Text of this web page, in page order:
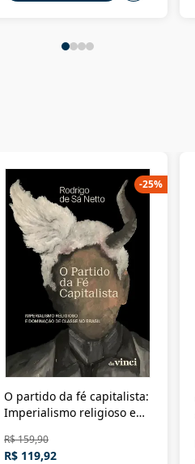
O partido da fé capitalista:
Imperialismo religioso e
Brasil
R$ 159,90
R$ 119,92
-25%